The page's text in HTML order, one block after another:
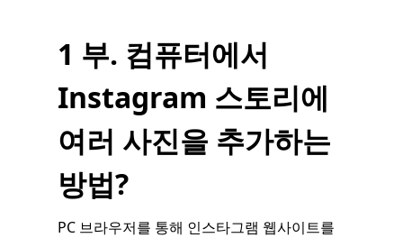
1 부. 컴퓨터에서
Instagram 스토리에
여러 사진을 추가하는
방법?
PC 브라우저를 통해 인스타그램 웹사이트를